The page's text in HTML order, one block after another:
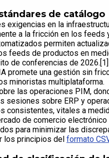
de catálogo
exigencias en la
a la fricción en los feeds
permiten
feeds de productos en
de conferencias de
promete una gestión sin
minoristas multiplataforma.
las operaciones PIM,
sesiones sobre ERP y
consistentes, vitales a
de comercio electrónico
para minimizar las
los principios del formato